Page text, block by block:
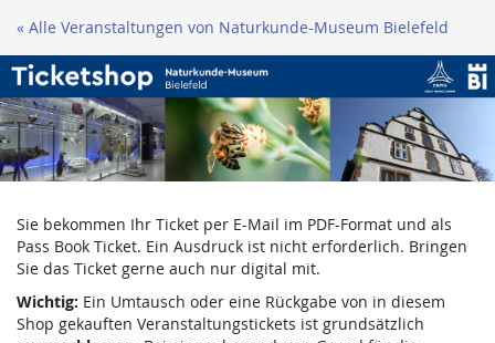
Zum
Inhalt
springen
« Alle Veranstaltungen von Naturkunde-Museum Bielefeld
Sie bekommen Ihr Ticket per E-Mail im PDF-Format und als
Pass Book Ticket. Ein Ausdruck ist nicht erforderlich. Bringen
Sie das Ticket gerne auch nur digital mit.
Wichtig: Ein Umtausch oder eine Rückgabe von in diesem
Shop gekauften Veranstaltungstickets ist grundsätzlich